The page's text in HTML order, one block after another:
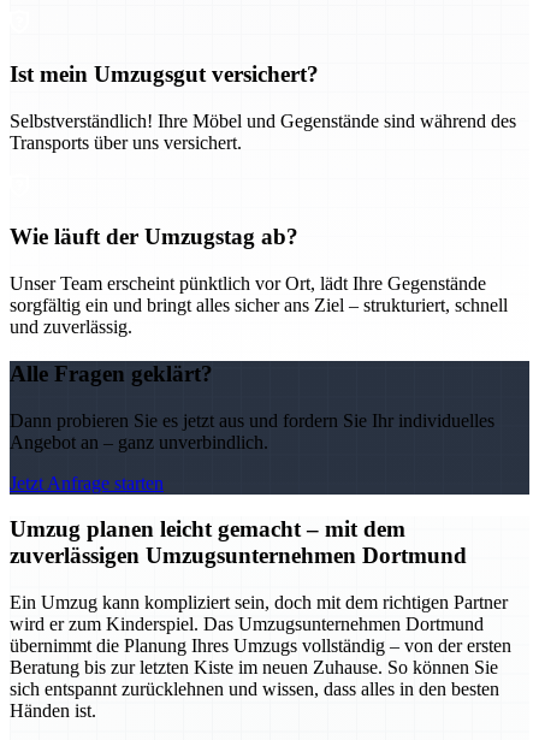
Ist mein Umzugsgut versichert?
Selbstverständlich! Ihre Möbel und Gegenstände sind während des
Transports über uns versichert.
Wie läuft der Umzugstag ab?
Unser Team erscheint pünktlich vor Ort, lädt Ihre Gegenstände
sorgfältig ein und bringt alles sicher ans Ziel – strukturiert, schnell
und zuverlässig.
Alle Fragen geklärt?
Dann probieren Sie es jetzt aus und fordern Sie Ihr individuelles
Angebot an – ganz unverbindlich.
Jetzt Anfrage starten
Umzug planen leicht gemacht – mit dem
zuverlässigen Umzugsunternehmen Dortmund
Ein Umzug kann kompliziert sein, doch mit dem richtigen Partner
wird er zum Kinderspiel. Das Umzugsunternehmen Dortmund
übernimmt die Planung Ihres Umzugs vollständig – von der ersten
Beratung bis zur letzten Kiste im neuen Zuhause. So können Sie
sich entspannt zurücklehnen und wissen, dass alles in den besten
Händen ist.